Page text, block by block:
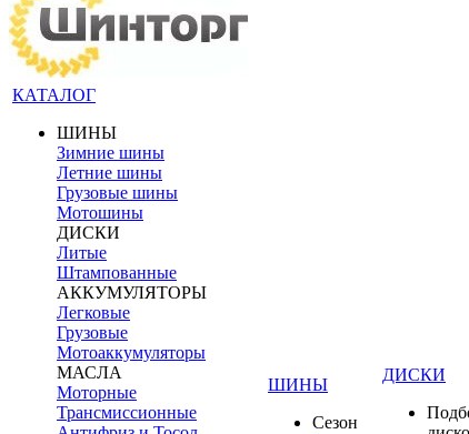
КАТАЛОГ
ШИНЫ
Зимние шины
Летние шины
Грузовые шины
Мотошины
ДИСКИ
Литые
Штампованные
АККУМУЛЯТОРЫ
Легковые
Грузовые
Мотоаккумуляторы
МАСЛА
Моторные
Трансмиссионные
ШИНЫ
Сезон
ДИСКИ